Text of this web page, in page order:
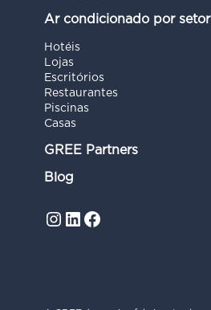
Ar condicionado por setor
Hotéis
Lojas
Escritórios
Restaurantes
Piscinas
Casas
GREE Partners
Blog
Instagram
LinkedIn
Facebook